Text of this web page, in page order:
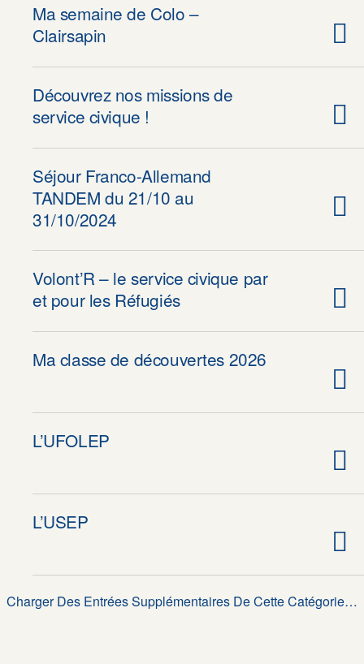
Ma semaine de Colo –
Clairsapin
Découvrez nos missions de
service civique !
Séjour Franco-Allemand
TANDEM du 21/10 au
31/10/2024
Volont’R – le service civique par
et pour les Réfugiés
Ma classe de découvertes 2026
L’UFOLEP
L’USEP
Charger Des Entrées Supplémentaires De Cette Catégorie…